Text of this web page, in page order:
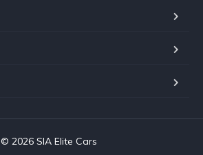
© 2026 SIA Elite Cars